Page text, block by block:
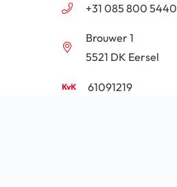
+31 085 800 5440
Brouwer 1
5521 DK Eersel
61091219